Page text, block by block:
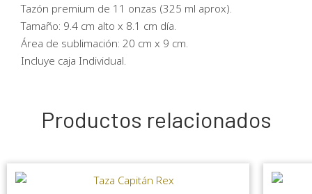
Tazón premium de 11 onzas (325 ml aprox).
Tamaño: 9.4 cm alto x 8.1 cm día.
Área de sublimación: 20 cm x 9 cm.
Incluye caja Individual.
Productos relacionados